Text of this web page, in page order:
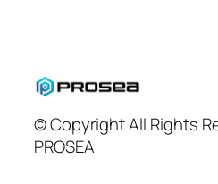
© Copyright All Rights
PROSEA